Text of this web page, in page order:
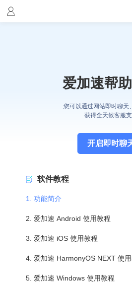
爱加速帮
您可以通过网站即时聊天
获得全天候客服
开启即时聊
软件教程
1. 功能简介
2. 爱加速 Android 使用教程
3. 爱加速 iOS 使用教程
4. 爱加速 HarmonyOS NEXT 使
5. 爱加速 Windows 使用教程